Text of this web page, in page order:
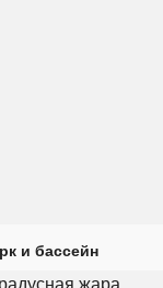
и бассейн